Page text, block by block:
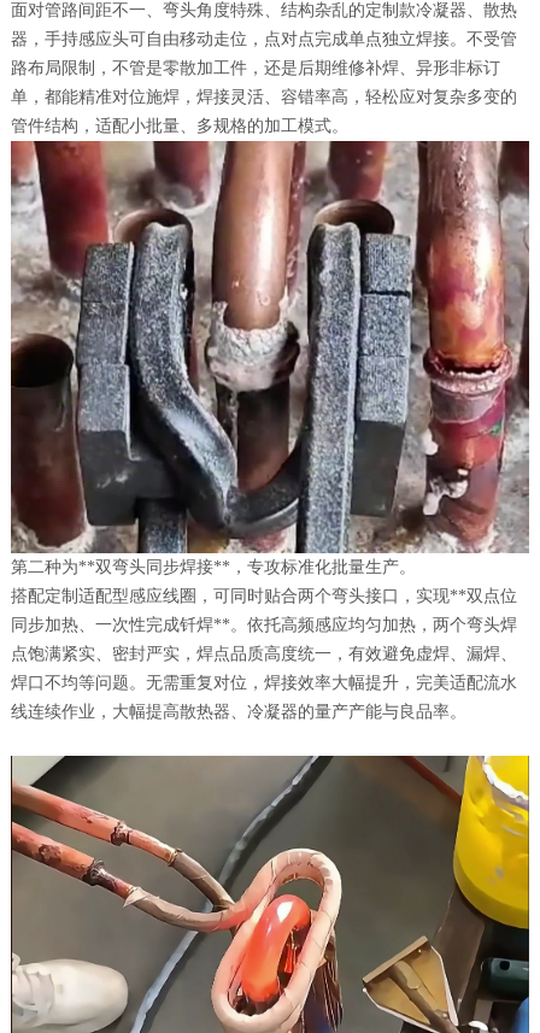
面对管路间距不一、弯头角度特殊、结构杂乱的定制款冷凝器、散热
器，手持感应头可自由移动走位，点对点完成单点独立焊接。不受管
路布局限制，不管是零散加工件，还是后期维修补焊、异形非标订
单，都能精准对位施焊，焊接灵活、容错率高，轻松应对复杂多变的
管件结构，适配小批量、多规格的加工模式。
第二种为**双弯头同步焊接**，专攻标准化批量生产。
搭配定制适配型感应线圈，可同时贴合两个弯头接口，实现**双点位
同步加热、一次性完成钎焊**。依托高频感应均匀加热，两个弯头焊
点饱满紧实、密封严实，焊点品质高度统一，有效避免虚焊、漏焊、
焊口不均等问题。无需重复对位，焊接效率大幅提升，完美适配流水
线连续作业，大幅提高散热器、冷凝器的量产产能与良品率。